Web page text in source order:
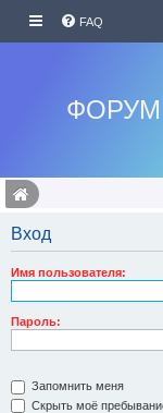
FAQ
ФОРУМ
Вход
Имя пользователя:
Пароль:
Запомнить меня
Скрыть моё